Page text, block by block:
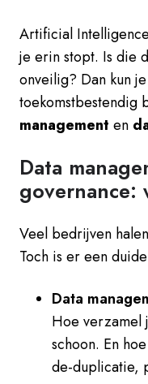
Artificial
je erin stopt. Is die
onveilig? Dan kun
toekomstbestendig
management en
Data
governance:
Veel bedrijven
Toch is er een
Data
Hoe verzamel
schoon. En
de-duplicatie,